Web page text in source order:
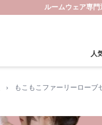
ルームウェア専
人
› もこもこファーリーローブ